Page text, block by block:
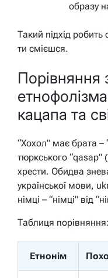
образу
Такий підхід
ти смієшся.
Порівняння
кацапа та
“Хохол” має брата –
тюркського “qasap”
хрести. Обидва
української мови,
німці – “німці” від
Таблиця порівняння:
Етнонім